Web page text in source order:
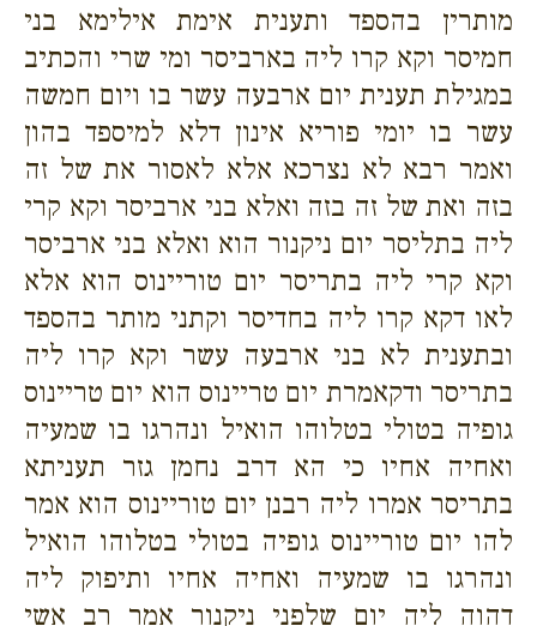
מותרין בהספד ותענית אימת אילימא בני
חמיסר וקא קרו ליה בארביסר ומי שרי והכתיב
במגילת תענית יום ארבעה עשר בו ויום חמשה
עשר בו יומי פוריא אינון דלא למיספד בהון
ואמר רבא לא נצרכא אלא לאסור את של זה
בזה ואת של זה בזה ואלא בני ארביסר וקא קרי
ליה בתליסר יום ניקנור הוא ואלא בני ארביסר
וקא קרי ליה בתריסר יום טוריינוס הוא אלא
לאו דקא קרו ליה בחדיסר וקתני מותר בהספד
ובתענית לא בני ארבעה עשר וקא קרו ליה
בתריסר ודקאמרת יום טריינוס הוא יום טריינוס
גופיה בטולי בטלוהו הואיל ונהרגו בו שמעיה
ואחיה אחיו כי הא דרב נחמן גזר תעניתא
בתריסר אמרו ליה רבנן יום טוריינוס הוא אמר
להו יום טוריינוס גופיה בטולי בטלוהו הואיל
ונהרגו בו שמעיה ואחיה אחיו ותיפוק ליה
דהוה ליה יום שלפני ניקנור אמר רב אשי